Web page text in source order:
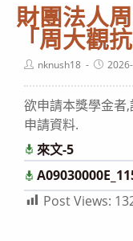
財團法人
「周大觀
Postnknush18
Post
欲申請本獎學金者
申請資料.
來文-5
Post Views: